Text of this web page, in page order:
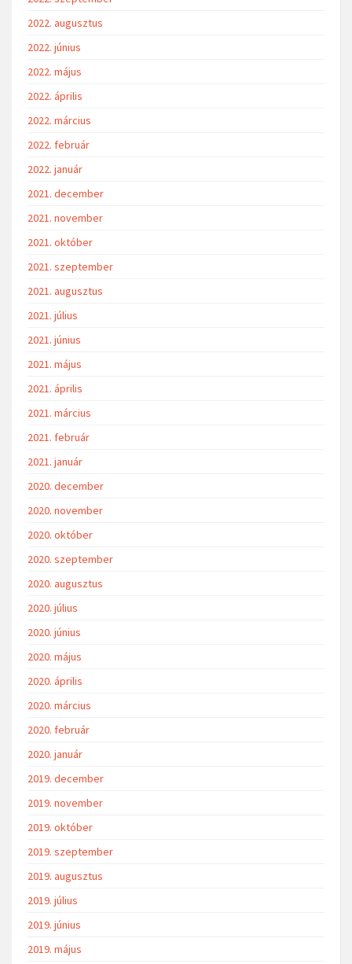
2022. augusztus
2022. június
2022. május
2022. április
2022. március
2022. február
2022. január
2021. december
2021. november
2021. október
2021. szeptember
2021. augusztus
2021. július
2021. június
2021. május
2021. április
2021. március
2021. február
2021. január
2020. december
2020. november
2020. október
2020. szeptember
2020. augusztus
2020. július
2020. június
2020. május
2020. április
2020. március
2020. február
2020. január
2019. december
2019. november
2019. október
2019. szeptember
2019. augusztus
2019. július
2019. június
2019. május